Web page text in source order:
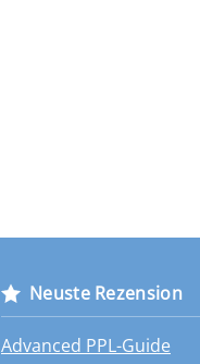
Flugplatz Bamberg-
Flugplatz Grafenwöhr
Neuste Rezension
Advanced PPL-Guide